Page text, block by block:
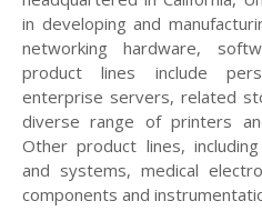
in developing and
networking hardware,
product lines include
enterprise servers, related
diverse range of printers
Other product lines,
and systems, medical
components and